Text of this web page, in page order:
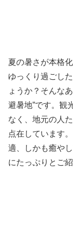
夏の暑さが本格
ゆっくり過ごし
ょうか？そんな
避暑地”です。観
なく、地元の人
点在しています
適、しかも癒や
にたっぷりとご